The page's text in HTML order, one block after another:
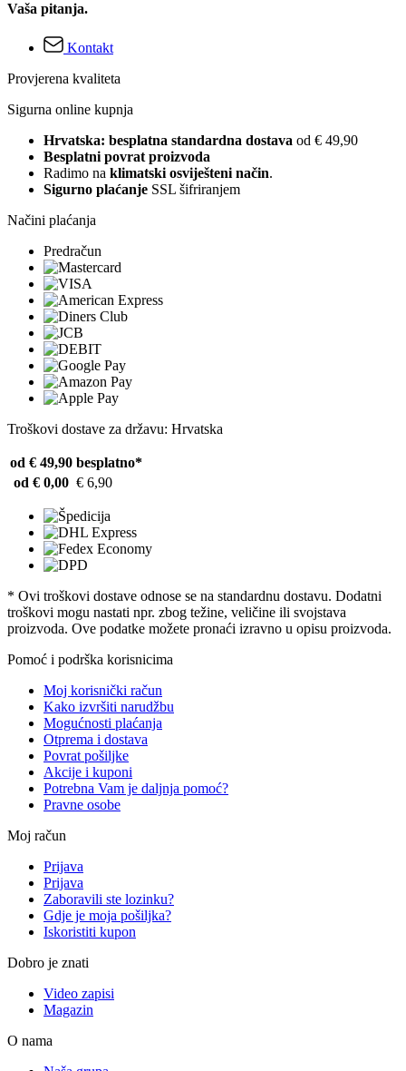
Vaša pitanja.
Kontakt
Provjerena kvaliteta
Sigurna online kupnja
Hrvatska: besplatna standardna dostava od € 49,90
Besplatni povrat proizvoda
Radimo na klimatski osviješteni način.
Sigurno plaćanje SSL šifriranjem
Načini plaćanja
Predračun
Troškovi dostave za državu: Hrvatska
od € 49,90 besplatno*
od € 0,00 € 6,90
* Ovi troškovi dostave odnose se na standardnu ​​dostavu. Dodatni
troškovi mogu nastati npr. zbog težine, veličine ili svojstava
proizvoda. Ove podatke možete pronaći izravno u opisu proizvoda.
Pomoć i podrška korisnicima
Moj korisnički račun
Kako izvršiti narudžbu
Mogućnosti plaćanja
Otprema i dostava
Povrat pošiljke
Akcije i kuponi
Potrebna Vam je daljnja pomoć?
Pravne osobe
Moj račun
Prijava
Prijava
Zaboravili ste lozinku?
Gdje je moja pošiljka?
Iskoristiti kupon
Dobro je znati
Video zapisi
Magazin
O nama